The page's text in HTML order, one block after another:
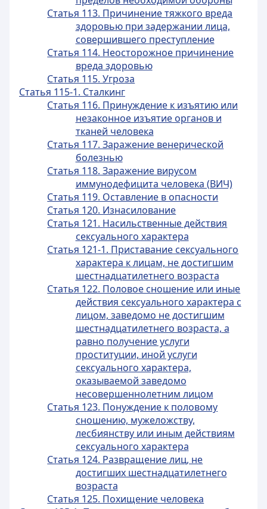
Статья 113. Причинение тяжкого вреда
здоровью при задержании лица,
совершившего преступление
Статья 114. Неосторожное причинение
вреда здоровью
Статья 115. Угроза
Статья 115-1. Сталкинг
Статья 116. Принуждение к изъятию или
незаконное изъятие органов и
тканей человека
Статья 117. Заражение венерической
болезнью
Статья 118. Заражение вирусом
иммунодефицита человека (ВИЧ)
Статья 119. Оставление в опасности
Статья 120. Изнасилование
Статья 121. Насильственные действия
сексуального характера
Статья 121-1. Приставание сексуального
характера к лицам, не достигшим
шестнадцатилетнего возраста
Статья 122. Половое сношение или иные
действия сексуального характера с
лицом, заведомо не достигшим
шестнадцатилетнего возраста, а
равно получение услуги
проституции, иной услуги
сексуального характера,
оказываемой заведомо
несовершеннолетним лицом
Статья 123. Понуждение к половому
сношению, мужеложству,
лесбиянству или иным действиям
сексуального характера
Статья 124. Развращение лиц, не
достигших шестнадцатилетнего
возраста
Статья 125. Похищение человека